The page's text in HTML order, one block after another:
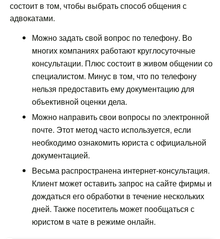
состоит в том, чтобы выбрать способ общения с
адвокатами.
Можно задать свой вопрос по телефону. Во
многих компаниях работают круглосуточные
консультации. Плюс состоит в живом общении со
специалистом. Минус в том, что по телефону
нельзя предоставить ему документацию для
объективной оценки дела.
Можно направить свои вопросы по электронной
почте. Этот метод часто используется, если
необходимо ознакомить юриста с официальной
документацией.
Весьма распространена интернет-консультация.
Клиент может оставить запрос на сайте фирмы и
дождаться его обработки в течение нескольких
дней. Также посетитель может пообщаться с
юристом в чате в режиме онлайн.